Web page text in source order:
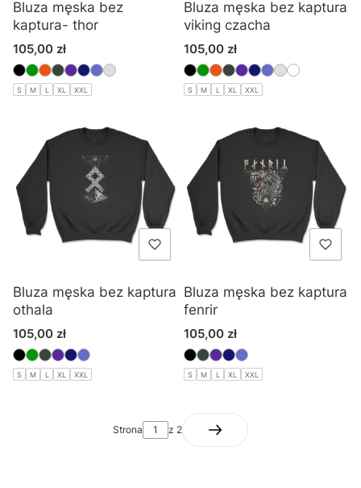
Bluza męska bez
kaptura- thor
Cena
105,00 zł
S M L XL XXL
Bluza męska bez kaptura
viking czacha
Cena
105,00 zł
S M L XL XXL
Bluza męska bez kaptura
othala
Cena
105,00 zł
S M L XL XXL
Bluza męska bez kaptura
fenrir
Cena
105,00 zł
S M L XL XXL
Strona z 2